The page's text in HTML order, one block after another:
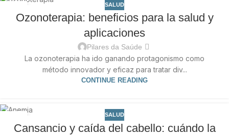
MAR
SALUD
Ozonoterapia: beneficios para la salud y
aplicaciones
Pilares da Saúde
La ozonoterapia ha ido ganando protagonismo como
método innovador y eficaz para tratar div...
CONTINUE READING
MAR
SALUD
Cansancio y caída del cabello: cuándo la